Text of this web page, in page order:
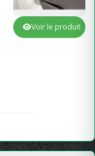
Voir le produit